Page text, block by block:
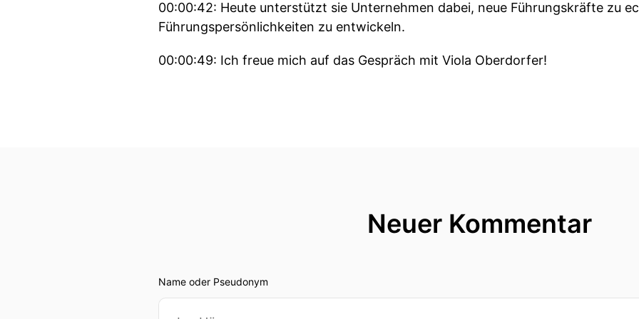
00:00:42: Heute unterstützt sie Unternehmen dabei, neue Führungskräfte zu
Führungspersönlichkeiten zu entwickeln.
00:00:49: Ich freue mich auf das Gespräch mit Viola Oberdorfer!
00:01:19: Da könnten wir glaube ich auch noch viel länger darüber
00:01:25: Ich habe zwei Jahres-und ein Dein dazu.
Neuer Kommentar
Name oder Pseudonym